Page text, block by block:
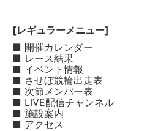
[レギュラーメニュー]
■ 開催カレンダー
■ レース結果
■ イベント情報
■ させぼ競輪出走表
■ 次節メンバー表
■ LIVE配信チャンネル
■ 施設案内
■ アクセス